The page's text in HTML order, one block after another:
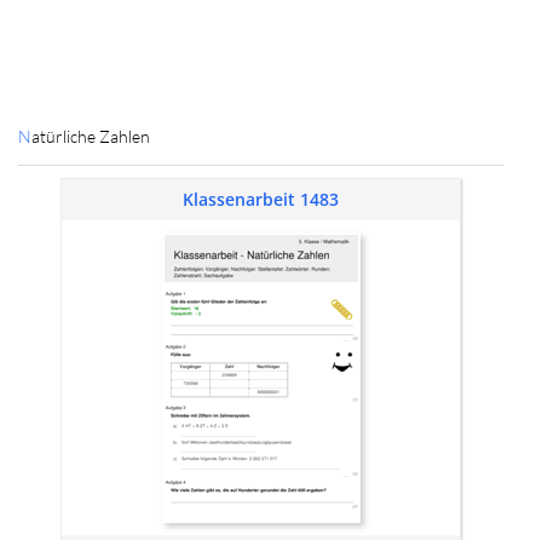
Natürliche Zahlen
Klassenarbeit 1483